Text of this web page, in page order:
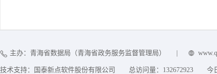
主办：青海省数据局（青海省政务服务监督管理局）
技术支持：国泰新点软件股份有限公司 总访问量： 132672923 今